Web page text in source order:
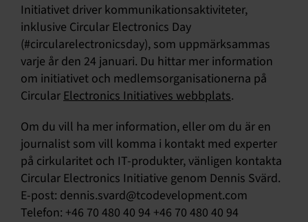
Initiativet driver kommunikationsaktiviteter,
inklusive Circular Electronics Day
(#circularelectronicsday), som uppmärksammas
varje år den 24 januari. Du hittar mer information
om initiativet och medlemsorganisationerna på
Circular Electronics Initiatives webbplats.
Om du vill ha mer information, eller om du är en
journalist som vill komma i kontakt med experter
på cirkularitet och IT-produkter, vänligen kontakta
Circular Electronics Initiative genom Dennis Svärd.
E-post: dennis.svard@tcodevelopment.com
Telefon: +46 70 480 40 94 +46 70 480 40 94